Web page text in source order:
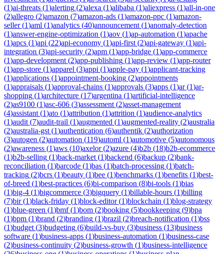
(1)ai-threats (1)alerting (2)alexa (1)alibaba (1)aliexpress (1)all-in-one
(2)allegro (2)amazon (7)amazon-ads (1)amazon-ppc (1)amazon-
seller(1)aml (1)analytics (40)announcement (1)anomaly-detection
(1)answer-engine-optimization (1)aov (1)ap-automation (1)apache
(1)apcs (1)api (22)api-economy (1)api-first (2)api-gateway (1)api-
integration (3)api-security (2)apm (1)app-bridge (1)app-commerce
(1)app-development (2)app-publishing (1)app-review (1)app-router
(1)app-store (1)apparel (3)appi (1)apple-pay (1)applicant-tracking
(1)applications (1)appointment-booking (2)appointments
(1)appraisals (1)approval-chains (1)approvals (3)apps (1)ar(1)ar-
shopping (1)architecture (17)argentina (1)artificial-intelligence
(2)as9100 (1)asc-606 (3)assessment (2)asset-management
(4)assistant (1)ato (1)attribution (1)attrition (1)audience-analytics
(1)audit (7)audit-trail (1)augmented (1)augmented-reality (2)australia
(2)australia-gst (1)authentication (6)authentik (2)authorization
(3)autogen (2)automation (119)automl (1)automotive (5)autonomous
(2)awareness (1)aws (10)axelor(2)azure (4)b2b (18)b2b-ecommerce
(1)b2b-selling (1)back-market (1)backend (6)backup (2)bank-
reconciliation (1)barcode (1)bas (1)batch-processing (1)batch-
tracking (2)bcrs (1)beauty (1)bee (1)benchmarks (1)benefits (1)best-
of-breed (1)best-practices (6)bi-comparison (8)bi-tools (1)bias
(1)big-4 (1)bigcommerce (3)bigquery (1)billable-hours (1)billing
(7)bir(1)black-friday (1)block-editor(1)blockchain (1)blog-strategy
(1)blue-green (1)bmf(1)bom (2)booking (5)bookkeeping (9)bpa
(1)bpm (1)brand (2)branding (1)brazil (2)breach-notification (1)bss
(1)budget (3)budgeting (6)build-vs-buy (3)business (13)business
software (1)business-apps (1)business-automation (1)business-case
(2)business-continuity (2)business-growth (1)business-intelligence